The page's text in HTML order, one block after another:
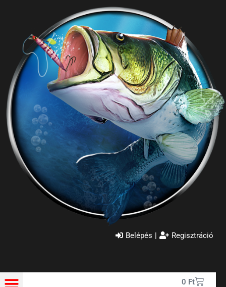
Belépés | Regisztráció
0 Ft